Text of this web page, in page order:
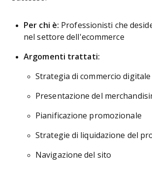
Per chi è: Professionisti che
nel settore dell'ecommerce
Argomenti trattati:
Strategia di commercio digitale
Presentazione del
Pianificazione promozionale
Strategie di liquidazione del
Navigazione del sito